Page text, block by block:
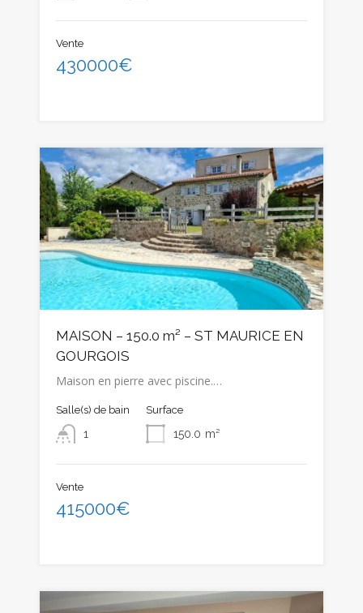
Vente
430000€
MAISON – 150.0 m² – ST MAURICE EN
GOURGOIS
Maison en pierre avec piscine.…
Salle(s) de bain
1
Surface
150.0 m²
Vente
415000€